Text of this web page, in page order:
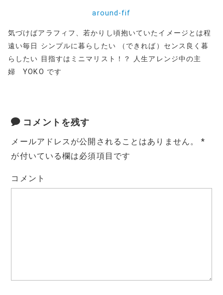
around-fif
気づけばアラフィフ、若かりし頃抱いていたイメージとは程
遠い毎日 シンプルに暮らしたい （できれば）センス良く暮
らしたい 目指すはミニマリスト！？ 人生アレンジ中の主
婦 YOKO です
コメントを残す
メールアドレスが公開されることはありません。
*
が付いている欄は必須項目です
コメント